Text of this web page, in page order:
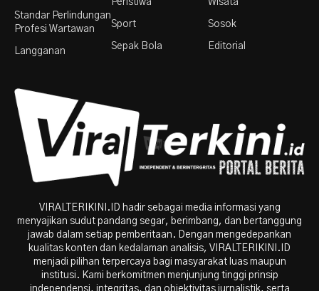
Standar Perlindungan
Profesi Wartawan
Langganan
Sport
Sepak Bola
Sosok
Editorial
VIRALTERIKINI.ID hadir sebagai media informasi yang
menyajikan sudut pandang segar, berimbang, dan bertanggung
jawab dalam setiap pemberitaan. Dengan mengedepankan
kualitas konten dan kedalaman analisis, VIRALTERIKINI.ID
menjadi pilihan terpercaya bagi masyarakat luas maupun
institusi. Kami berkomitmen menjunjung tinggi prinsip
independensi, integritas, dan objektivitas jurnalistik, serta